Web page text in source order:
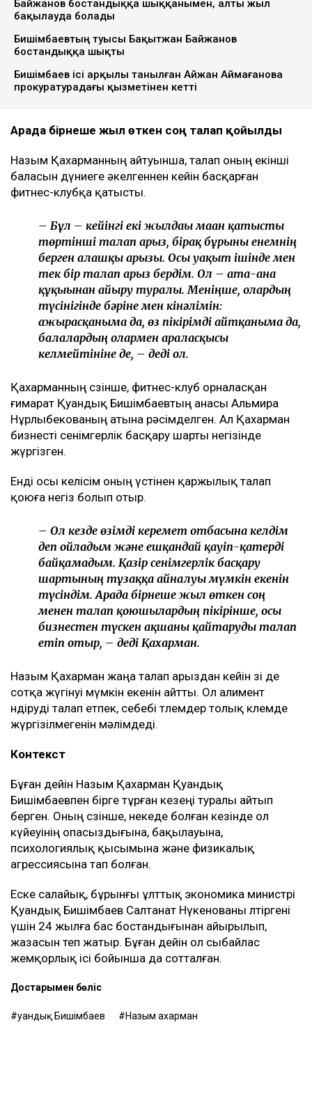
Назым Қахарман бұрынғы күйеуі Қуандық
Бишімбаевтың анасы өзіне қатысты 25 млн теңгеге
жуық сома өндіру туралы талап арыз бергенін
мәлімдеді. Оның айтуынша, бұл – сотталған экс-
министрдің отбасы кейінгі екі жылда өзіне қарсы
берген төртінші талап арыз, деп
хабарлайдыUlysmedia.kz.
ТАҒЫ ДА ОҚЫҢЫЗДАР
Байжанов бостандыққа шыққанымен, алты жыл
бақылауда болады
Бишімбаевтың туысы Бақытжан Байжанов
бостандыққа шықты
Бишімбаев ісі арқылы танылған Айжан Аймағанова
Назым Қахарманның айтуынша, талап оның екінші
баласын дүниеге әкелгеннен кейін басқарған
фитнес-клубқа қатысты.
– Бұл – кейінгі екі жылдағы маған қатысты
төртінші талап арыз, бірақ бұрынғы енемнің
берген алғашқы арызы. Осы уақыт ішінде мен
тек бір талап арыз бердім. Ол – ата-ана
құқығынан айыру туралы. Меніңше, олардың
түсінігінде бәріне мен кінәлімін:
ажырасқаныма да, өз пікірімді айтқаныма да,
балалардың олармен араласқысы
келмейтініне де, – деді ол.
ғимарат Қуандық Бишімбаевтың анасы Альмира
Нұрлыбекованың атына рәсімделген. Ал Қахарман
бизнесті сенімгерлік басқару шарты негізінде
жүргізген.
Енді осы келісім оның үстінен қаржылық талап
– Ол кезде өзімді керемет отбасына келдім
деп ойладым және ешқандай қауіп-қатерді
байқамадым. Қазір сенімгерлік басқару
шартының тұзаққа айналуы мүмкін екенін
менен талап қоюшылардың пікірінше, осы
етіп отыр, – деді Қахарман.